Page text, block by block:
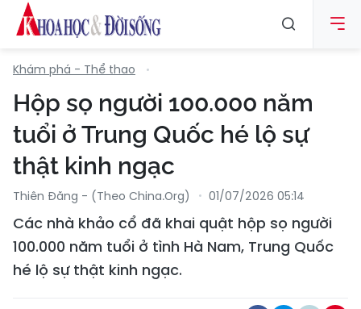
Khám phá - Thể thao
Hộp sọ người 100.000 năm
tuổi ở Trung Quốc hé lộ sự
thật kinh ngạc
Thiên Đăng - (Theo China.org) 01/07/2026 05:14
Các nhà khảo cổ đã khai quật hộp sọ người
100.000 năm tuổi ở tình Hà Nam, Trung Quốc
hé lộ sự thật kinh ngạc.